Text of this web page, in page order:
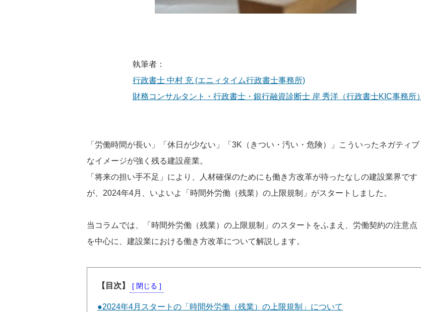
執筆者：
行政書士 中村 充 (エニィタイム行政書士事務所)
財務コンサルタント・行政書士・銀行融資診断士 岸 秀洋（行政書士KIC事務所）
「労働時間が長い」「休日が少ない」「3K（きつい・汚い・危険）」こういったネガティブ
なイメージが強く残る建設産業。
「将来の担い手不足」により、人材確保のためにも働き方改革が待ったなしの建設業界です
が、2024年4月、いよいよ「時間外労働（残業）の上限規制」がスタートしました。
当コラムでは、「時間外労働（残業）の上限規制」のスタートをふまえ、労働契約の注意点
を中心に、建設業における働き方改革について解説します。
【目次】
2024年4月スタートの「時間外労働（残業）の上限規制」について